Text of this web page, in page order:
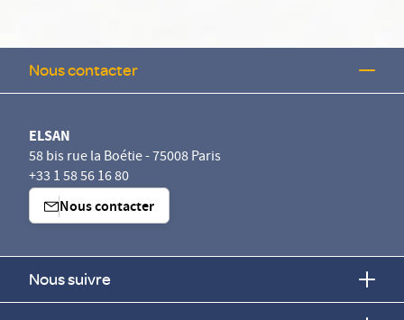
Nous contacter
ELSAN
58 bis rue la Boétie - 75008 Paris
+33 1 58 56 16 80
Nous contacter
Nous suivre